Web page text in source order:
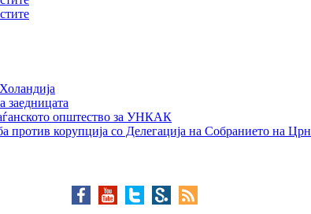
заедницата
општество за УНКАК
против корупција со Делегација на Собранието на